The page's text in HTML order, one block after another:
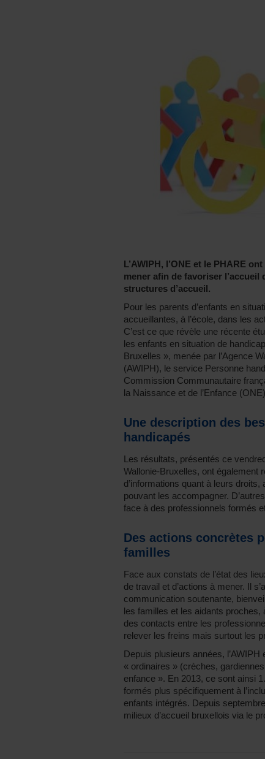
L’AWIPH, l’ONE et le PHARE
mener afin de favoriser
structures d’accueil.
Pour les parents d’enfants en
accueillantes, à l’école, dans les
C’est ce que révèle une récente
les enfants en situation de
Bruxelles », menée par l’Agence
(AWIPH), le service Personne
Commission Communautaire
la Naissance et de l’Enfance
Une description des
handicapés
Les résultats, présentés ce
Wallonie-Bruxelles, ont également
d’informations quant à leurs
pouvant les accompagner.
face à des professionnels formés
Des actions concrètes
familles
Face aux constats de l’état des
de travail et d’actions à mener. Il
communication soutenante,
les familles et les aidants proches,
des contacts entre les
relever les freins mais surtout les
Depuis plusieurs années, l’AWIPH
« ordinaires » (crèches,
enfance ». En 2013, ce sont ainsi
formés plus spécifiquement à
enfants intégrés. Depuis
milieux d’accueil bruxellois via le